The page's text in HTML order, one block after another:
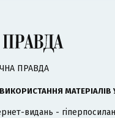
ПРАВДА
МАТЕРІАЛІВ
видань -